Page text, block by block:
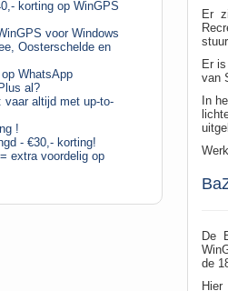
Er
Er
van
In
De
de
korting op WinGPS
voor Windows
Oosterschelde en
WhatsApp
al?
vaar altijd met up-to-
!
- €30,- korting!
extra voordelig op